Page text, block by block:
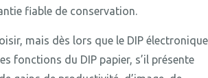
fiable de conservation.
mais dès lors que le DIP électronique
fonctions du DIP papier, s’il présente